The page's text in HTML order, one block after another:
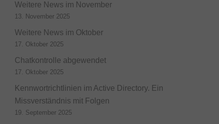
Weitere News im November
13. November 2025
Weitere News im Oktober
17. Oktober 2025
Chatkontrolle abgewendet
17. Oktober 2025
Kennwortrichtlinien im Active Directory. Ein
Missverständnis mit Folgen
19. September 2025